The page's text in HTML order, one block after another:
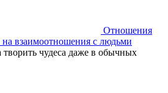
Отношения
взаимоотношения с людьми
творить чудеса даже в обычных